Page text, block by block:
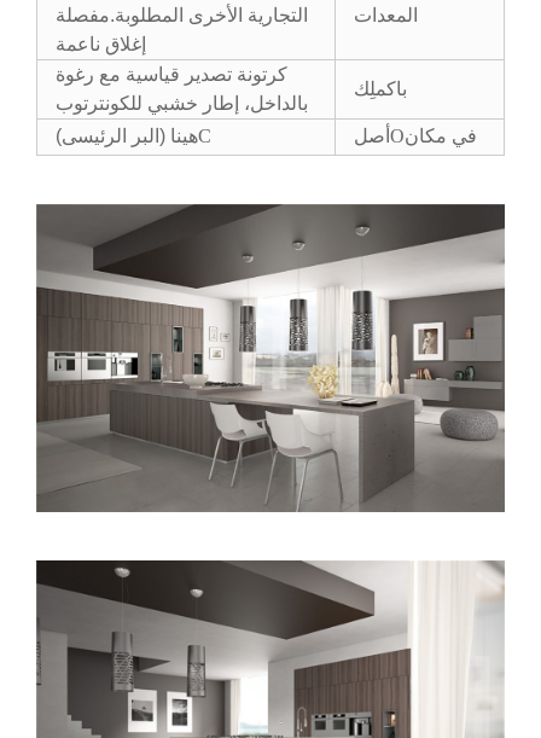
المعدات
التجارية الأخرى المطلوبة.مفصلة
إغلاق ناعمة
باكملِك
كرتونة تصدير قياسية مع رغوة
بالداخل، إطار خشبي للكونترتوب
في مكانO أصل Cهينا (البر الرئيسى)